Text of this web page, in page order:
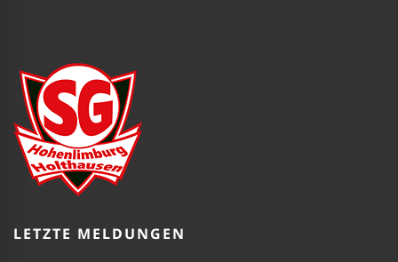
LETZTE MELDUNGEN